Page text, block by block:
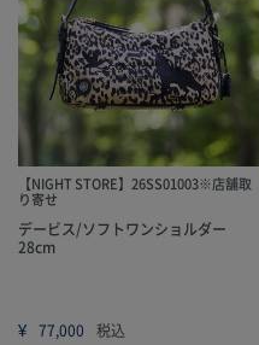
【NIGHT STORE】26SS01003※店舗取
り寄せ
デービス/ソフトワンショルダー
28cm
¥ 77,000 税込